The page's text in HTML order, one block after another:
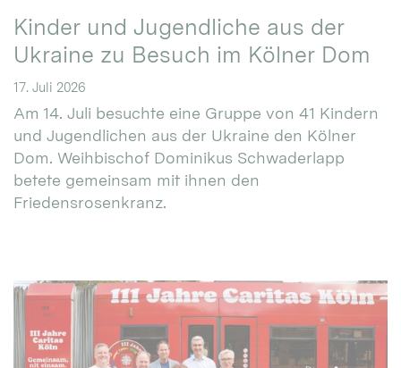
Kinder und Jugendliche aus der
Ukraine zu Besuch im Kölner Dom
17. Juli 2026
Am 14. Juli besuchte eine Gruppe von 41 Kindern
und Jugendlichen aus der Ukraine den Kölner
Dom. Weihbischof Dominikus Schwaderlapp
betete gemeinsam mit ihnen den
Friedensrosenkranz.